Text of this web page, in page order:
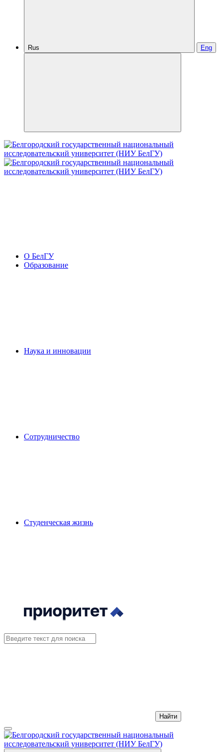
Rus Eng
О БелГУ
Образование
Наука и инновации
Сотрудничество
Студенческая жизнь
Найти